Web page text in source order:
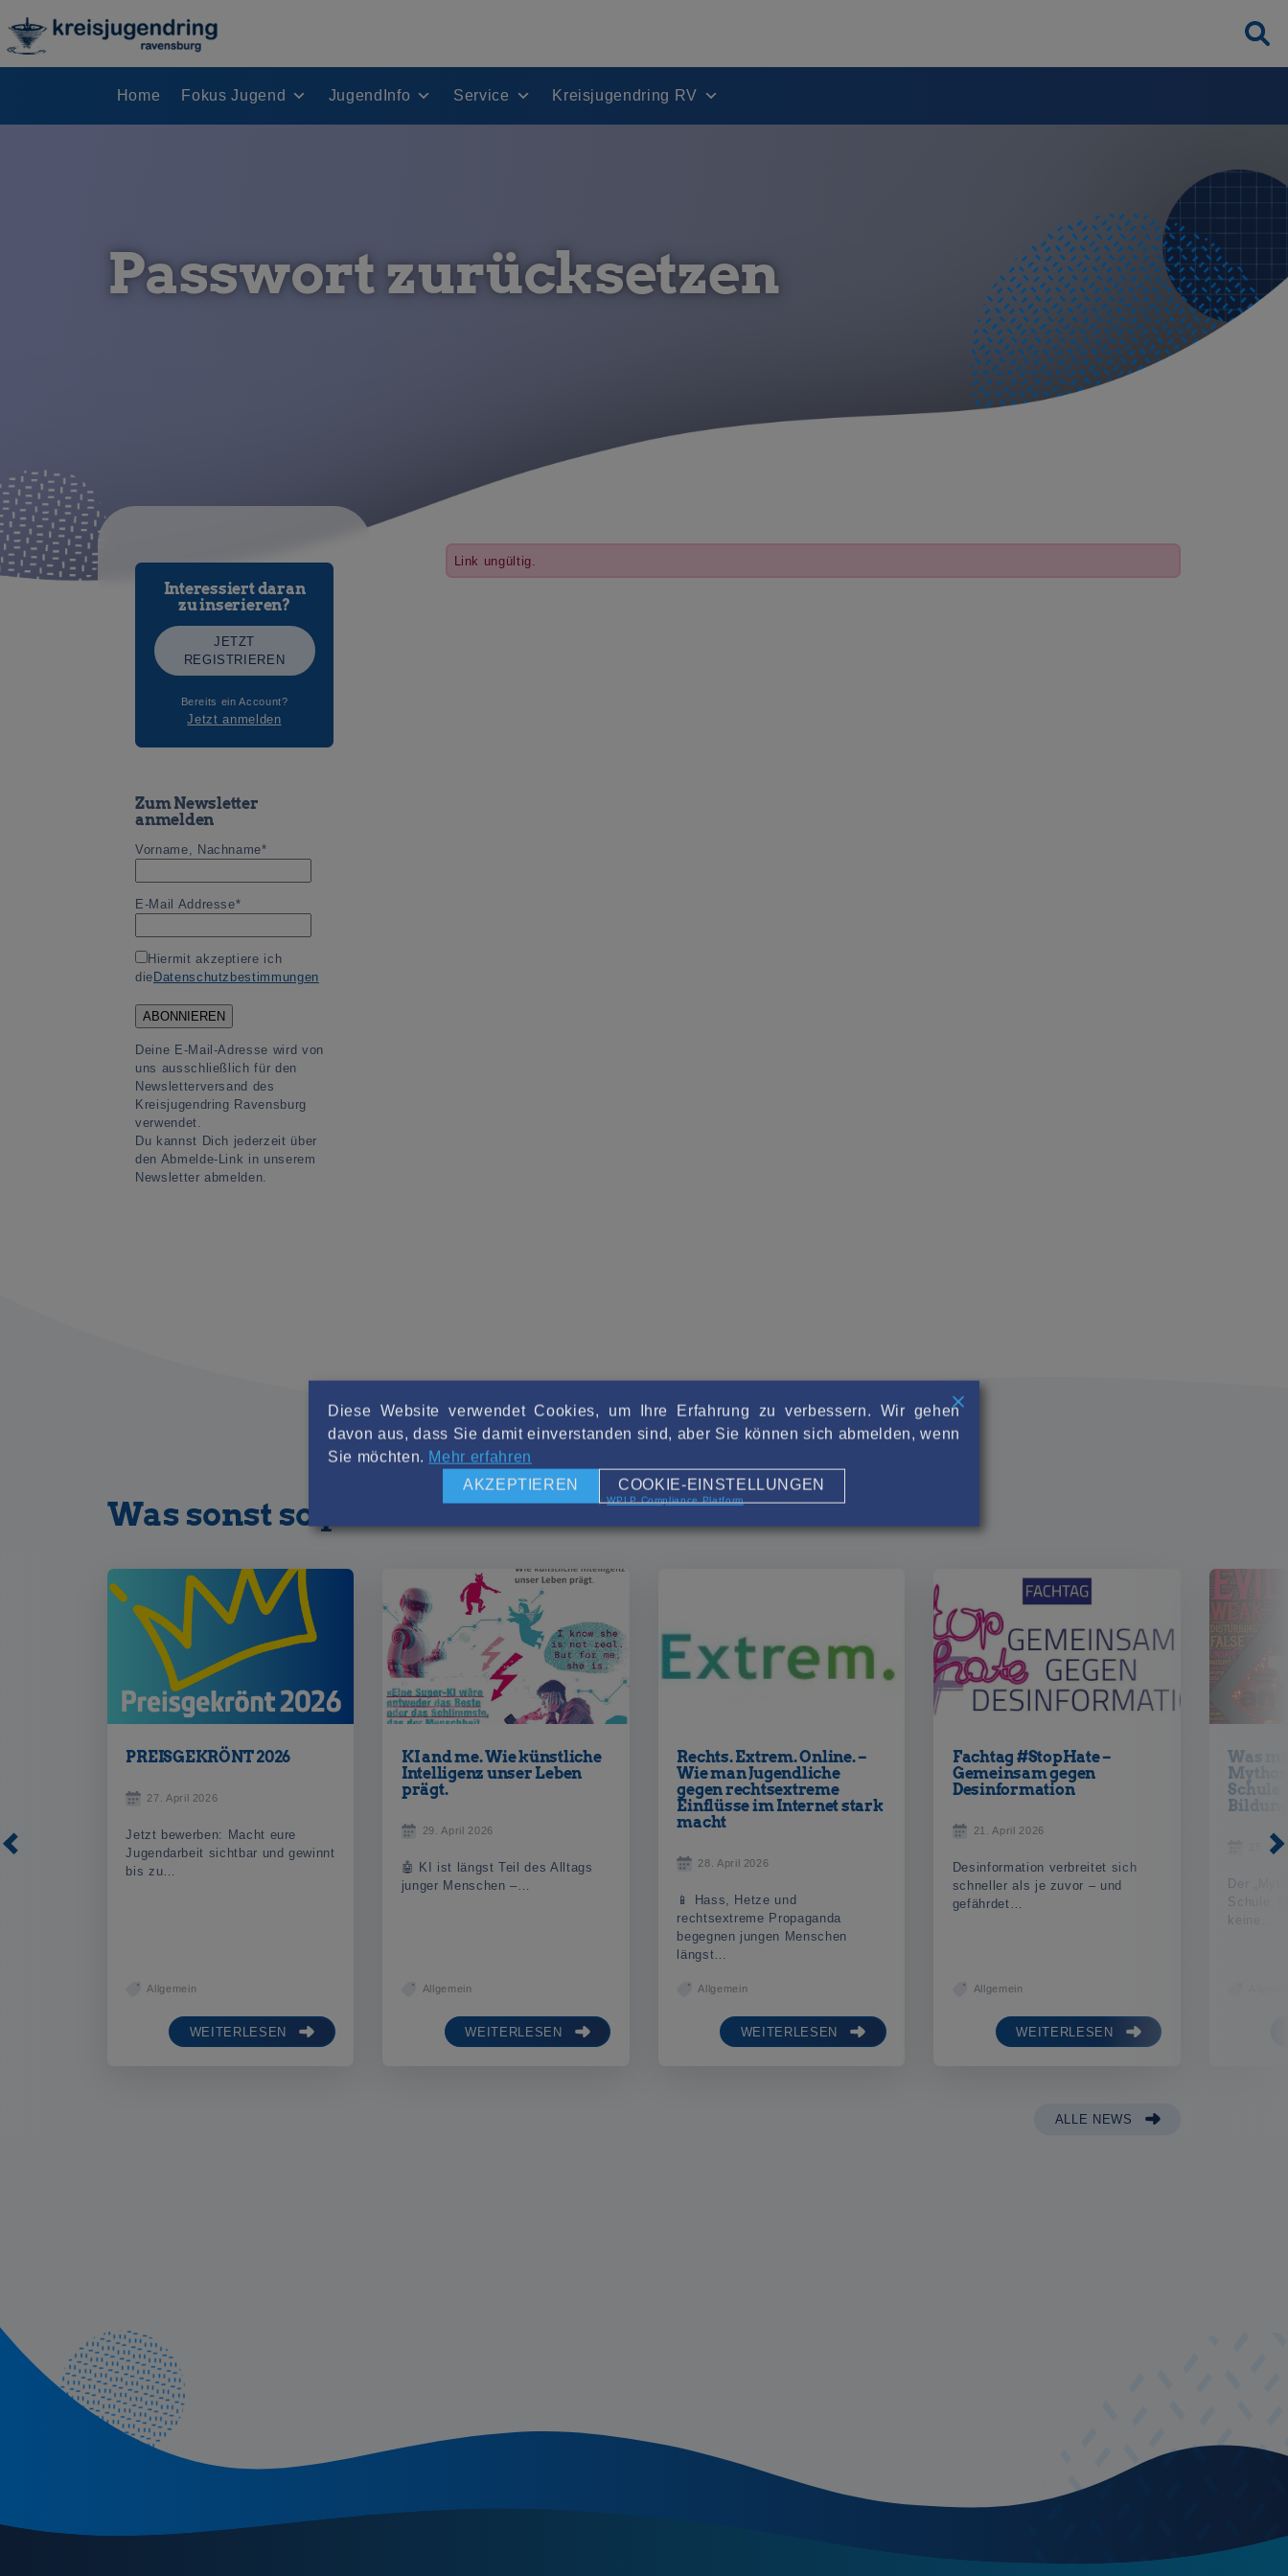
Home Fokus Jugend JugendInfo Service Kreisjugendring RV
Passwort zurücksetzen
Link ungültig.
Interessiert daran
zu inserieren?
JETZT
REGISTRIEREN
Bereits ein Account?
Jetzt anmelden
Zum Newsletter
anmelden
Vorname, Nachname*
E-Mail Addresse*
Hiermit akzeptiere ich
die Datenschutzbestimmungen
Deine E-Mail-Adresse wird von
uns ausschließlich für den
Newsletterversand des
Kreisjugendring Ravensburg
verwendet.
Du kannst Dich jederzeit über
den Abmelde-Link in unserem
Newsletter abmelden.
Was sonst so passiert bei uns...
PREISGEKRÖNT 2026
27. April 2026
Jetzt bewerben: Macht eure
Jugendarbeit sichtbar und gewinnt
bis zu…
Allgemein
WEITERLESEN
KI and me. Wie künstliche
Intelligenz unser Leben
prägt.
29. April 2026
🤖 KI ist längst Teil des Alltags
junger Menschen –…
Allgemein
WEITERLESEN
Rechts. Extrem. Online. –
Wie man Jugendliche
gegen rechtsextreme
Einflüsse im Internet stark
macht
28. April 2026
📱 Hass, Hetze und
rechtsextreme Propaganda
begegnen jungen Menschen
längst…
Allgemein
WEITERLESEN
Fachtag #StopHate –
Gemeinsam gegen
Desinformation
21. April 2026
Desinformation verbreitet sich
schneller als je zuvor – und
gefährdet…
Allgemein
WEITERLESEN
Was
Schule
25.
Der
Schule:
keine…
ALLE NEWS
Diese Website verwendet Cookies, um Ihre Erfahrung zu verbessern. Wir gehen
davon aus, dass Sie damit einverstanden sind, aber Sie können sich abmelden, wenn
Sie möchten. Mehr erfahren
AKZEPTIEREN
COOKIE-EINSTELLUNGEN
Powered byWPLP Compliance Platform